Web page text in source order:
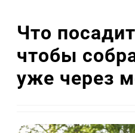
Что
чтобы
уже через